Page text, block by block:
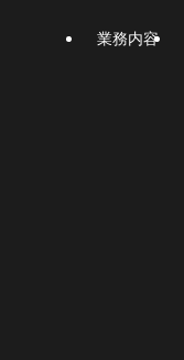
業務内容